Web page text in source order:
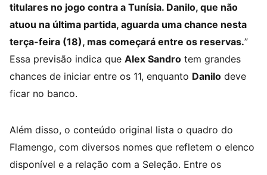
titulares no jogo contra a Tunísia. Danilo, que não
atuou na última partida, aguarda uma chance nesta
terça-feira (18), mas começará entre os reservas.”
Essa previsão indica que Alex Sandro tem grandes
chances de iniciar entre os 11, enquanto Danilo deve
ficar no banco.
Além disso, o conteúdo original lista o quadro do
Flamengo, com diversos nomes que refletem o elenco
disponível e a relação com a Seleção. Entre os